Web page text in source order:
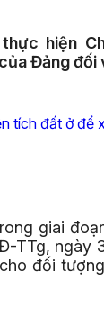
hiện
Đảng
tích đất ở để
giai
TTg, ngày
đối